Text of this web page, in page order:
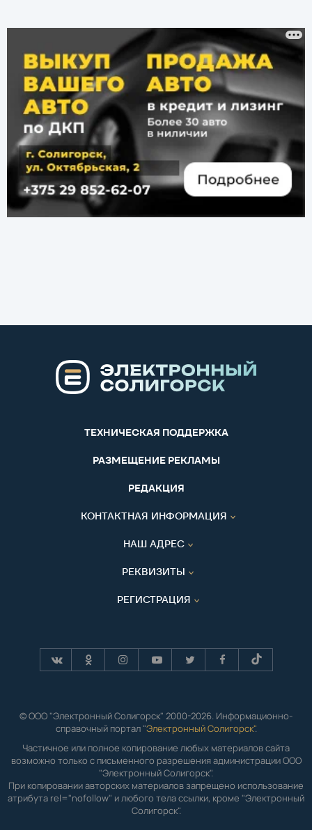
ТЕХНИЧЕСКАЯ ПОДДЕРЖКА
РАЗМЕЩЕНИЕ РЕКЛАМЫ
РЕДАКЦИЯ
КОНТАКТНАЯ ИНФОРМАЦИЯ
НАШ АДРЕС
РЕКВИЗИТЫ
РЕГИСТРАЦИЯ
© ООО "Электронный Солигорск" 2000-2026. Информационно-
справочный портал "Электронный Солигорск".
Частичное или полное копирование любых материалов сайта
возможно только с письменного разрешения администрации ООО
"Электронный Солигорск".
При копировании авторских материалов запрещено использование
атрибута rel="nofollow" и любого тела ссылки, кроме "Электронный
Солигорск".